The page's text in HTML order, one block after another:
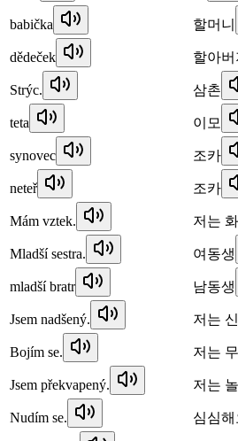
babička 할머니
dědeček 할아버
Strýc. 삼촌
teta 이모
synovec 조카
neteř 조카
Mám vztek. 저는
Mladší sestra. 여동생
mladší bratr 남동생
Jsem nadšený. 저는
Bojím se. 저는
Jsem překvapený. 저는
Nudím se. 심심해